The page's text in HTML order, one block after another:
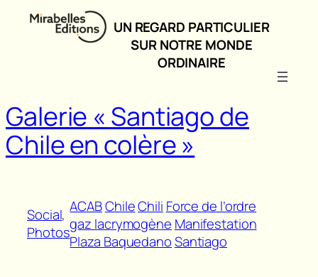
Aller
UN REGARD PARTICULIER
SUR NOTRE MONDE
ORDINAIRE
Galerie « Santiago de
Chile en colère »
Social
Photos
ACABChileChili Force de l’ordre
gaz lacrymogène Manifestation
Plaza BaquedanoSantiago